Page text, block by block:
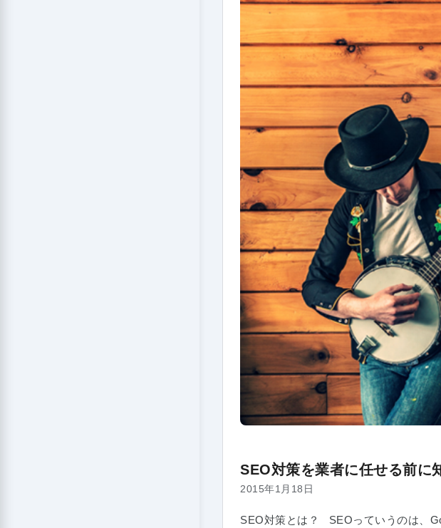
SEO対策を業者に任せる前に
2015年1月18日
SEO対策とは？ SEOっていうのは、